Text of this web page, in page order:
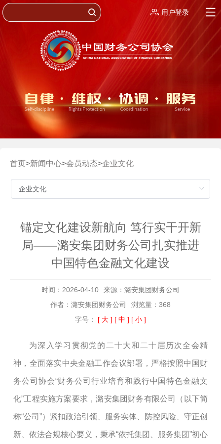
用户登录
首页>新闻中心>会员动态>企业文化
锚定文化建设新航向 笃行实干开新
局——潞安集团财务公司扎实推进
中国特色金融文化建设
时间：2026-04-10
来源：潞安集团财务公司
作者：潞安集团财务公司
浏览量：368
字号： [ 大 ] [ 中 ] [ 小 ]
为深入学习贯彻党的二十大和二十届历次全会精
神，全面落实中央金融工作会议部署，严格按照中国财
务公司协会“财务公司行业培育和践行中国特色金融文
化”工程实施方案要求，潞安集团财务有限公司（以下简
称“公司”）紧扣政治引领、服务实体、防控风险、守正创
新、依法合规核心要义， 秉承“依托集团、服务集团”初心